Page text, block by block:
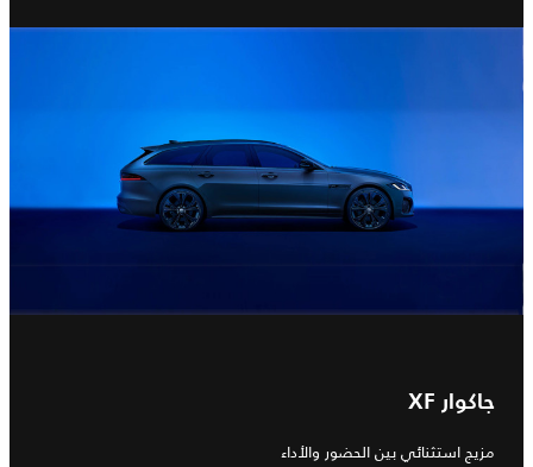
جاكوار XF
مزيج استثنائي بين الحضور والأداء